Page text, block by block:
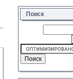
Поиск